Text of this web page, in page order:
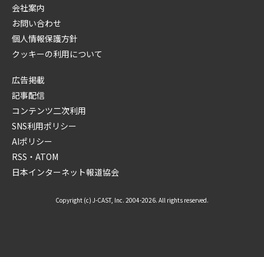
会社案内
お問い合わせ
個人情報保護方針
クッキーの利用について
広告掲載
記事配信
コンテンツ二次利用
SNS利用ポリシー
AIポリシー
RSS・ATOM
日本インターネット報道協会
Copyright (c) J-CAST, Inc. 2004-2026. All rights reserved.